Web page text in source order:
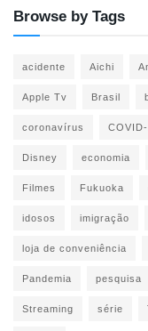
Browse by Tags
acidente Aichi
Apple Tv Brasil
coronavírus
Disney economia
Filmes Fukuoka
idosos imigração
loja de conveniência
Pandemia pesquisa
Streaming série